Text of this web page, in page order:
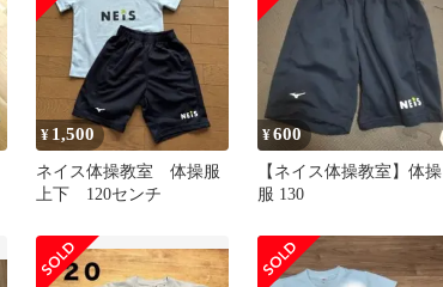
¥ 1,500
ネイス体操教室 体操服
上下 120センチ
¥600
【ネイス体操教室】体操
服 130